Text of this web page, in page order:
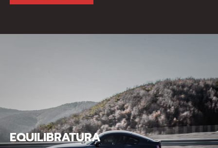
EQUILIBRATURA